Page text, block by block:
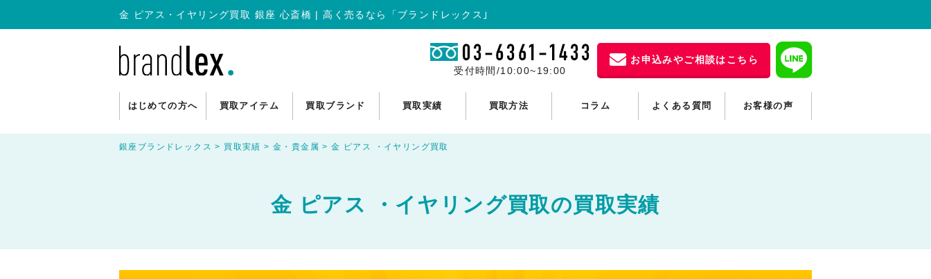
金 ピアス・イヤリング買取 銀座 心斎橋 | 高く売るなら「ブランドレックス｣
受付時間/10:00~19:00
お申込みやご相談はこちら
はじめての方へ 買取アイテム 買取ブランド 買取実績 買取方法 コラム よくある質問 お客様の声
銀座ブランドレックス > 買取実績 >金・貴金属 >金 ピアス ・イヤリング買取
金 ピアス ・イヤリング買取の買取実績